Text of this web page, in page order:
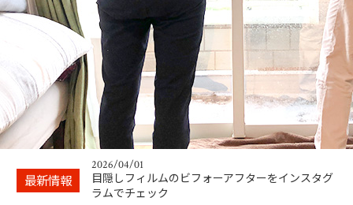
最新情報
2024/04/02
ガラスが割れる震度は身動きとれない！できるこ
とは事前の対策…
2026/04/08
お問い合わせはLINEがスムーズ
2026/04/01
目隠しフィルムのビフォーアフターをインスタグ
ラムでチェック